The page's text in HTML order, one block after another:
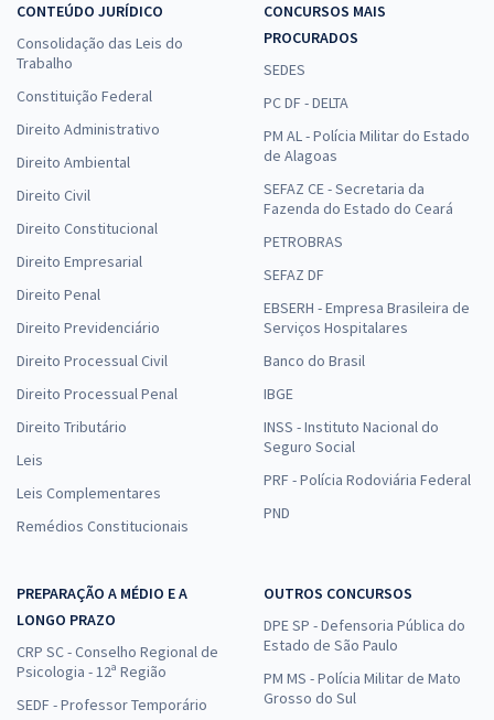
CONTEÚDO JURÍDICO
Consolidação das Leis do
Trabalho
Constituição Federal
Direito Administrativo
Direito Ambiental
Direito Civil
Direito Constitucional
Direito Empresarial
Direito Penal
Direito Previdenciário
Direito Processual Civil
Direito Processual Penal
Direito Tributário
Leis
Leis Complementares
Remédios Constitucionais
CONCURSOS MAIS
PROCURADOS
SEDES
PC DF - DELTA
PM AL - Polícia Militar do Estado
de Alagoas
SEFAZ CE - Secretaria da
Fazenda do Estado do Ceará
PETROBRAS
SEFAZ DF
EBSERH - Empresa Brasileira de
Serviços Hospitalares
Banco do Brasil
IBGE
INSS - Instituto Nacional do
Seguro Social
PRF - Polícia Rodoviária Federal
PND
PREPARAÇÃO A MÉDIO E A
LONGO PRAZO
CRP SC - Conselho Regional de
Psicologia - 12ª Região
SEDF - Professor Temporário
OUTROS CONCURSOS
DPE SP - Defensoria Pública do
Estado de São Paulo
PM MS - Polícia Militar de Mato
Grosso do Sul